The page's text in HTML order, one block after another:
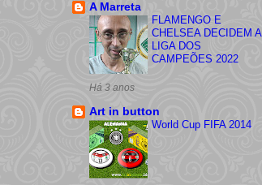
A Marreta
FLAMENGO E
CHELSEA DECIDEM A
LIGA DOS
CAMPEÕES 2022
Há 3 anos
Art in button
World Cup FIFA 2014